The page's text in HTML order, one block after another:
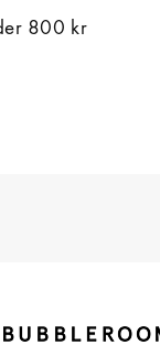
800 kr